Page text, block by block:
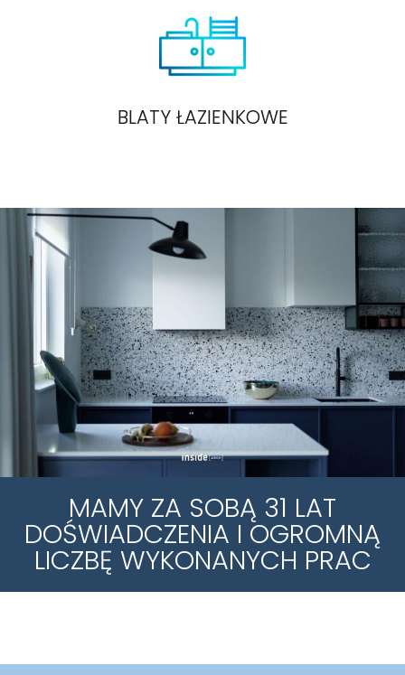
BLATY ŁAZIENKOWE
MAMY ZA SOBĄ 31 LAT
DOŚWIADCZENIA I OGROMNĄ
LICZBĘ WYKONANYCH PRAC